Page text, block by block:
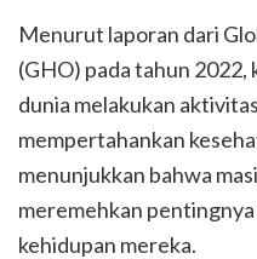
Menurut laporan dari
(GHO) pada tahun 2022,
dunia melakukan
mempertahankan
menunjukkan bahwa
meremehkan
kehidupan mereka.